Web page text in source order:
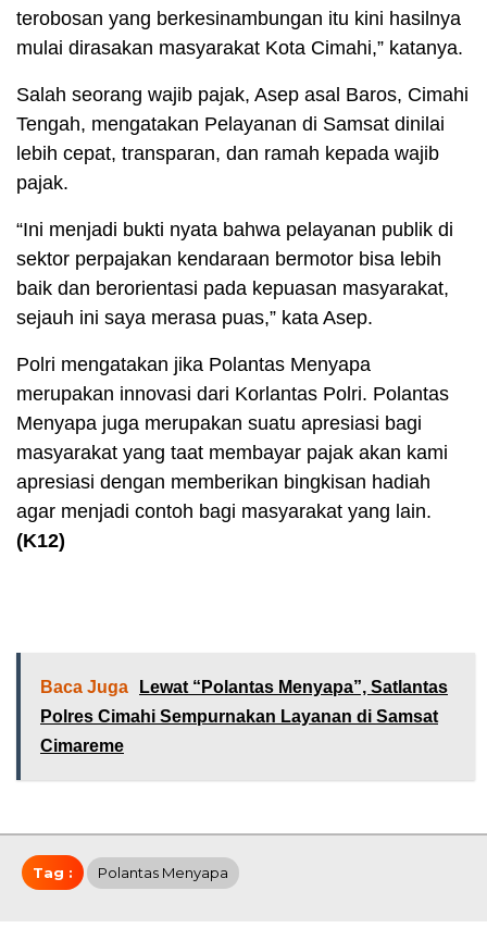
terobosan yang berkesinambungan itu kini hasilnya
mulai dirasakan masyarakat Kota Cimahi,” katanya.
Salah seorang wajib pajak, Asep asal Baros, Cimahi
Tengah, mengatakan Pelayanan di Samsat dinilai
lebih cepat, transparan, dan ramah kepada wajib
pajak.
“Ini menjadi bukti nyata bahwa pelayanan publik di
sektor perpajakan kendaraan bermotor bisa lebih
baik dan berorientasi pada kepuasan masyarakat,
sejauh ini saya merasa puas,” kata Asep.
Polri mengatakan jika Polantas Menyapa
merupakan innovasi dari Korlantas Polri. Polantas
Menyapa juga merupakan suatu apresiasi bagi
masyarakat yang taat membayar pajak akan kami
apresiasi dengan memberikan bingkisan hadiah
agar menjadi contoh bagi masyarakat yang lain.
(K12)
Baca Juga
Lewat “Polantas Menyapa”, Satlantas
Polres Cimahi Sempurnakan Layanan di Samsat
Cimareme
Tag : Polantas Menyapa